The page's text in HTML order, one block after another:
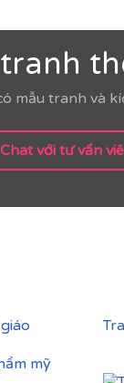
mẫu tranh và
Chat với tư vấn